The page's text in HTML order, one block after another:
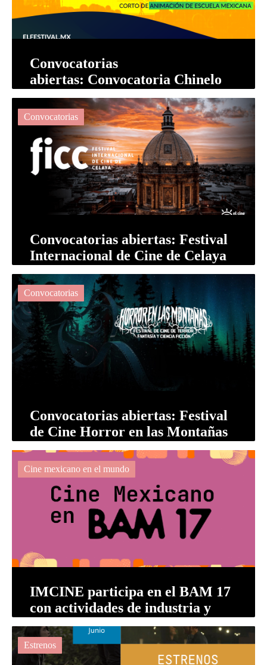
Convocatorias
abiertas: Convocatoria Chinelo
2026
Convocatorias
Convocatorias abiertas: Festival
Internacional de Cine de Celaya
(FICC)
Convocatorias
Convocatorias abiertas: Festival
de Cine Horror en las Montañas
Cine mexicano en el mundo
IMCINE participa en el BAM 17
con actividades de industria y
cine mexicano
Estrenos